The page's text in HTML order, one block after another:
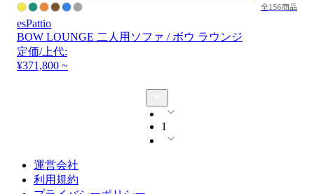
全156商品
esPattio
BOW LOUNGE 二人用ソファ / ボウ ラウンジ
定価/上代:
¥371,800 ~
1
運営会社
利用規約